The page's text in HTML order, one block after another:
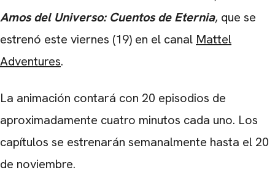
Amos del Universo: Cuentos de Eternia, que se
estrenó este viernes (19) en el canal Mattel
Adventures.
La animación contará con 20 episodios de
aproximadamente cuatro minutos cada uno. Los
capítulos se estrenarán semanalmente hasta el 20
de noviembre.